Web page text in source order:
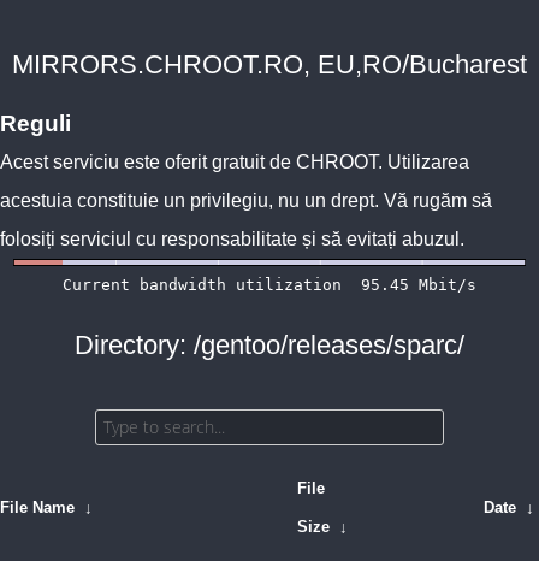
MIRRORS.CHROOT.RO, EU,RO/Bucharest
Reguli
Acest serviciu este oferit gratuit de CHROOT. Utilizarea
acestuia constituie un privilegiu, nu un drept. Vă rugăm să
folosiți serviciul cu responsabilitate și să evitați abuzul.
Directory: /gentoo/releases/sparc/
File Name ↓
File
Size ↓
Date ↓